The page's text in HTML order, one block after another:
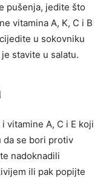
pušenja, jedite što
vitamina A, K, C i B
u sokovniku
stavite u salatu.
vitamine A, C i E koji
da se bori protiv
nadoknadili
ili pak popijte